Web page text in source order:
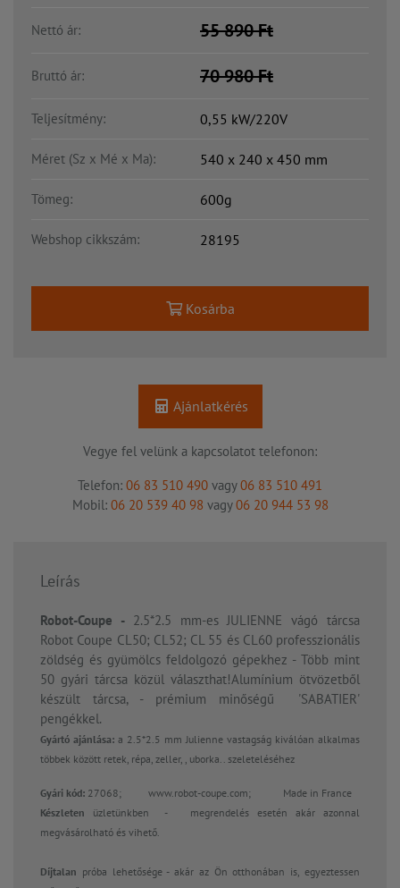
Nettó ár: 55 890Ft
Bruttó ár: 70 980Ft
Teljesítmény: 0,55 kW/220V
Méret (Sz x Mé x Ma): 540 x 240 x 450 mm
Tömeg: 600g
Webshop cikkszám: 28195
Kosárba
Ajánlatkérés
Vegye fel velünk a kapcsolatot telefonon:
Telefon: 06 83 510 490 vagy06 83 510 491
Mobil: 06 20 539 40 98 vagy06 20 944 53 98
Leírás
Robot-Coupe - 2.5*2.5 mm-es JULIENNE vágó tárcsa
Robot Coupe CL50; CL52; CL 55 és CL60 professzionális
zöldség és gyümölcs feldolgozó gépekhez - Több mint
50 gyári tárcsa közül választhat!Alumínium ötvözetből
készült tárcsa, - prémium minőségű 'SABATIER'
pengékkel.
Gyártó ajánlása: a 2.5*2.5 mm Julienne vastagság kiválóan alkalmas
többek között retek, répa, zeller, , uborka.. szeleteléséhez
Gyári kód: 27068;
www.robot-coupe.com; Made in France
Készleten üzletünkben - megrendelés esetén akár azonnal
megvásárolható és vihető.
Díjtalan próba lehetősége - akár az Ön otthonában is, egyeztessen